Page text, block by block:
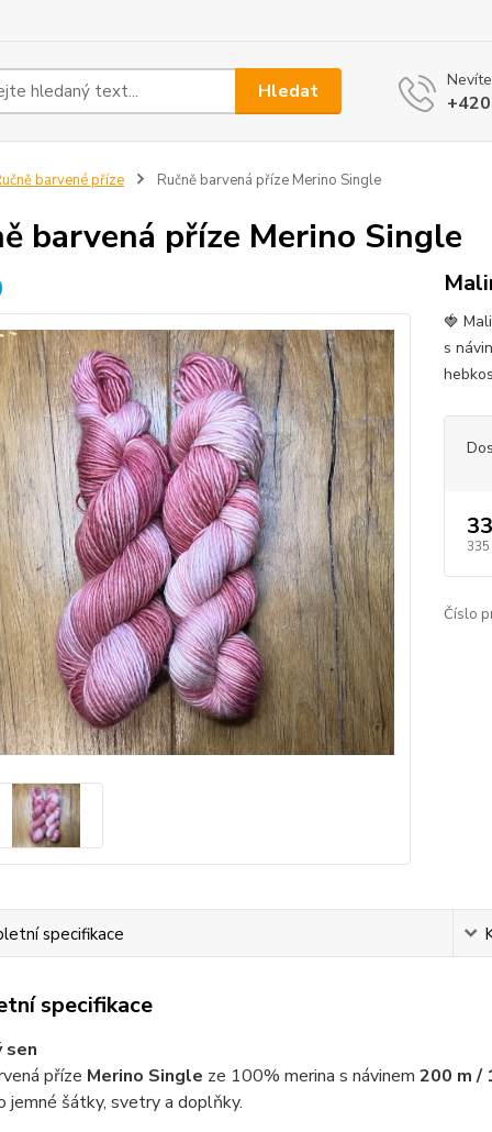
Hledat
barvené příze Ručně barvená příze Merino Single
barvená příze Merino Single
🍓
s
335
Číslo
specifikace
specifikace
sen
příze Merino Single ze 100% merina s návinem 200 m /
jemné šátky, svetry a doplňky.